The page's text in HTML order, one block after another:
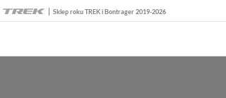
Sklep roku TREK i Bontrager 2019-2026